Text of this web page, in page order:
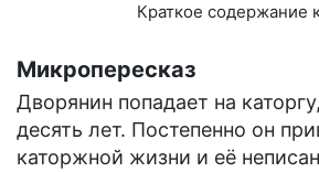
Краткое содержание
Микропересказ
Дворянин попадает на
десять лет. Постепенно он
каторжной жизни и её